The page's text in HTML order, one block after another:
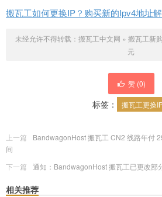
搬瓦工如何更换IP？购买新的Ipv4地址
未经允许不得转载： 搬瓦工中文网 » 搬瓦工新
元
赞 (0)
标签： 搬瓦工更换
上一篇
BandwagonHost 搬瓦工 CN2 线路年付
间
下一篇
通知：BandwagonHost 搬瓦工已更改部
相关推荐